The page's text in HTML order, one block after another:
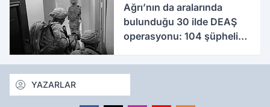
Ağrı’nın da aralarında
bulunduğu 30 ilde DEAŞ
operasyonu: 104 şüpheli
YAZARLAR